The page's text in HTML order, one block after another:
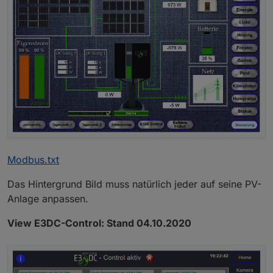
Modbus.txt
Das Hintergrund Bild muss natürlich jeder auf seine PV-
Anlage anpassen.
View E3DC-Control: Stand 04.10.2020